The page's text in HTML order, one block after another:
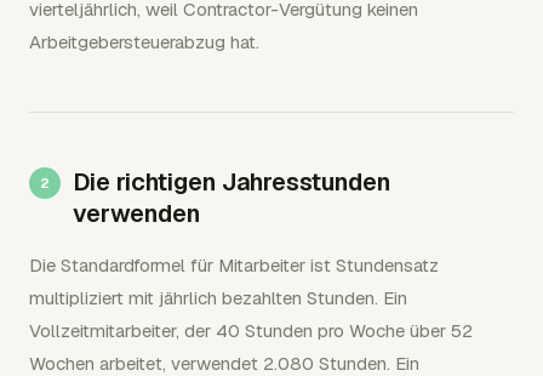
vierteljährlich, weil Contractor-Vergütung keinen
Arbeitgebersteuerabzug hat.
Die richtigen Jahresstunden
verwenden
Die Standardformel für Mitarbeiter ist Stundensatz
multipliziert mit jährlich bezahlten Stunden. Ein
Vollzeitmitarbeiter, der 40 Stunden pro Woche über 52
Wochen arbeitet, verwendet 2.080 Stunden. Ein